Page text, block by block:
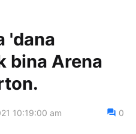
'dana
bina Arena
10:19:00 am 0